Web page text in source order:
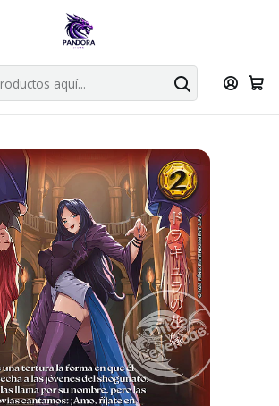
singles superiores a 49.990 el envio es
Explorar singles
de cartas TCG Mitos y Leyendas TCG
Primer Bloque MYL Aliado